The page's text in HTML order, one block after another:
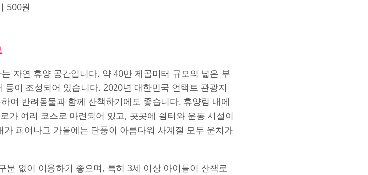
500원
자연 휴양 공간입니다. 약 40만 제곱미터 규모의 넓은 부
이 조성되어 있습니다. 2020년 대한민국 언택트 관광지
여 반려동물과 함께 산책하기에도 좋습니다. 휴양림 내에
가 여러 코스로 마련되어 있고, 곳곳에 쉼터와 운동 시설이
피어나고 가을에는 단풍이 아름다워 사계절 모두 운치가
분 없이 이용하기 좋으며, 특히 3세 이상 아이들이 산책로